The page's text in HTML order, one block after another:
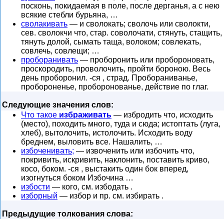
посконь, покидаемая в поле, после дерганья, а с нею
всякие стебли бурьяна, …
сволакивать — и сволокать; сволочь или сволокти,
сев. сволокчи что, стар. соволочати, стянуть, стащить,
тянуть долой, сымать таща, волоком; совлекать,
совлечь, совлещи; …
проборанивать — проборонить или пробороновать,
проскородить, проволочить, пройти бороною. Весь
день проборонил. -ся , страд. Пробораниванье,
пробороненье, проборонованье, действие по глаг.
Следующие значения слов:
Что такое избраживать — избродить что, исходить
(место), походить много, туда и сюда; истоптать (луга,
хлеб), вытолочить, истолочить. Исходить воду
бреднем, выловить все. Нашалить, …
избоченивать; — извоченить или избочить что,
покривить, искривить, наклонить, поставить криво,
косо, боком. -ся , выстакить один бок вперед,
изогнуться боком Избочина …
избости — кого, см. избодать .
изборный — избор и пр. см. избирать .
Предыдущие толкования слова: